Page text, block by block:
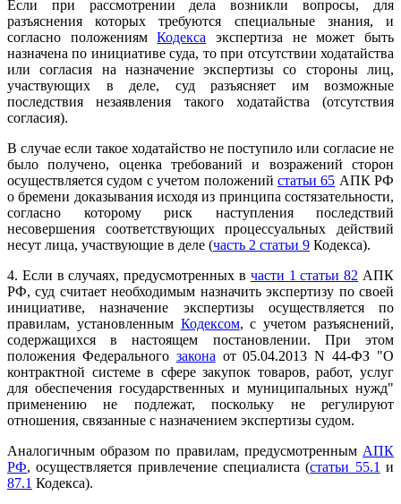
Если при рассмотрении дела возникли вопросы, для
разъяснения которых требуются специальные знания, и
согласно положениямКодекса экспертиза не может быть
назначена по инициативе суда, то при отсутствии ходатайства
или согласия на назначение экспертизы со стороны лиц,
участвующих в деле, суд разъясняет им возможные
последствия незаявления такого ходатайства (отсутствия
согласия).
В случае если такое ходатайство не поступило или согласие не
было получено, оценка требований и возражений сторон
осуществляется судом с учетом положений статьи 65 АПК РФ
о бремени доказывания исходя из принципа состязательности,
согласно которому риск наступления последствий
несовершения соответствующих процессуальных действий
несут лица, участвующие в деле (часть 2 статьи 9 Кодекса).
4. Если в случаях, предусмотренных в части 1 статьи 82 АПК
РФ, суд считает необходимым назначить экспертизу по своей
инициативе, назначение экспертизы осуществляется по
правилам, установленным Кодексом, с учетом разъяснений,
содержащихся в настоящем постановлении. При этом
положения Федерального закона от 05.04.2013 N 44-ФЗ "О
контрактной системе в сфере закупок товаров, работ, услуг
для обеспечения государственных и муниципальных нужд"
применению не подлежат, поскольку не регулируют
отношения, связанные с назначением экспертизы судом.
Аналогичным образом по правилам, предусмотренным АПК
РФ, осуществляется привлечение специалиста (статьи 55.1 и
87.1 Кодекса).